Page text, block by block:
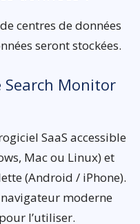
centres de données
seront stockées.
Monitor
SaaS accessible
Mac ou Linux) et
(Android / iPhone).
navigateur moderne
l’utiliser.